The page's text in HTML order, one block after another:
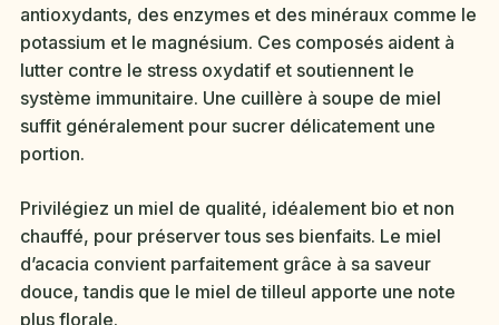
antioxydants, des enzymes et des minéraux comme le
potassium et le magnésium. Ces composés aident à
lutter contre le stress oxydatif et soutiennent le
système immunitaire. Une cuillère à soupe de miel
suffit généralement pour sucrer délicatement une
portion.
Privilégiez un miel de qualité, idéalement bio et non
chauffé, pour préserver tous ses bienfaits. Le miel
d’acacia convient parfaitement grâce à sa saveur
douce, tandis que le miel de tilleul apporte une note
plus florale.